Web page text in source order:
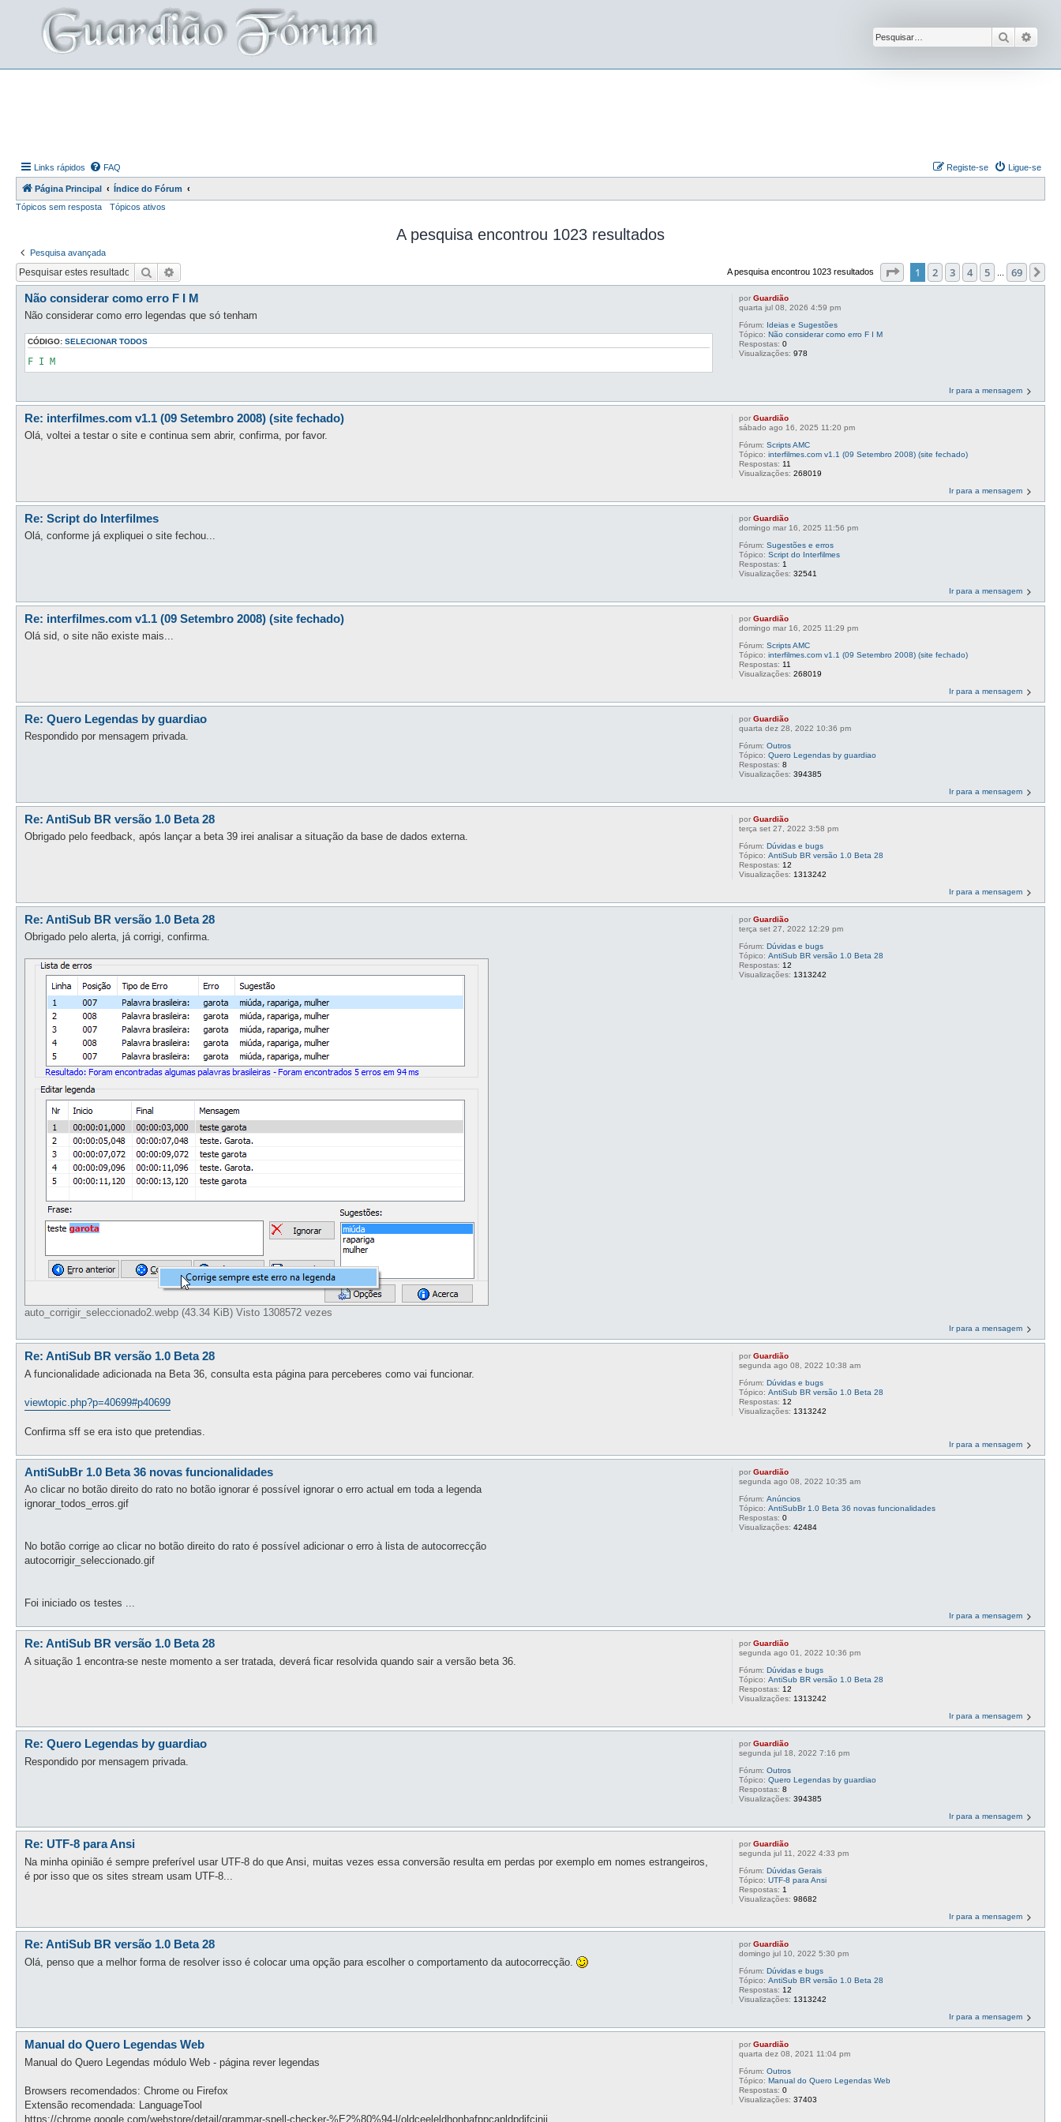
Pesquisar
Links rápidos FAQ Ligue-se
Registe-se
Página Principal
Índice do Fórum
Tópicos sem resposta
Tópicos ativos
A pesquisa encontrou 1023 resultados
Pesquisa avançada
Pesquisar A pesquisa encontrou 1023 resultados Página1 de 69
1 2 3 4 5 69
porGuardião
quarta jul 08, 2026 4:59 pm
Fórum: Ideias e Sugestões
Tópico:Não considerar como erro F I M
Respostas:0
Visualizações:978
Não considerar como erro F I M
Não considerar como erro legendas que só tenham
CÓDIGO: SELECIONAR TODOS
F I M
Ir para a mensagem
porGuardião
sábado ago 16, 2025 11:20 pm
Fórum:Scripts AMC
Tópico:interfilmes.com v1.1 (09 Setembro 2008) (site fechado)
Respostas: 11
Visualizações:268019
Re: interfilmes.com v1.1 (09 Setembro 2008) (site fechado)
Olá, voltei a testar o site e continua sem abrir, confirma, por favor.
Ir para a mensagem
porGuardião
domingo mar 16, 2025 11:56 pm
Fórum:Sugestões e erros
Tópico:Script do Interfilmes
Respostas: 1
Visualizações:32541
Re: Script do Interfilmes
Olá, conforme já expliquei o site fechou...
Ir para a mensagem
porGuardião
domingo mar 16, 2025 11:29 pm
Fórum:Scripts AMC
Tópico:interfilmes.com v1.1 (09 Setembro 2008) (site fechado)
Respostas: 11
Visualizações:268019
Re: interfilmes.com v1.1 (09 Setembro 2008) (site fechado)
Olá sid, o site não existe mais...
Ir para a mensagem
porGuardião
quarta dez 28, 2022 10:36 pm
Fórum:Outros
Tópico:Quero Legendas by guardiao
Respostas:8
Visualizações:394385
Re: Quero Legendas by guardiao
Respondido por mensagem privada.
Ir para a mensagem
porGuardião
terça set 27, 2022 3:58 pm
Fórum:Dúvidas e bugs
Tópico:AntiSub BR versão 1.0 Beta 28
Respostas: 12
Visualizações: 1313242
Re: AntiSub BR versão 1.0 Beta 28
Obrigado pelo feedback, após lançar a beta 39 irei analisar a situação da base de dados externa.
Ir para a mensagem
porGuardião
terça set 27, 2022 12:29 pm
Fórum:Dúvidas e bugs
Tópico:AntiSub BR versão 1.0 Beta 28
Respostas: 12
Visualizações: 1313242
Re: AntiSub BR versão 1.0 Beta 28
Obrigado pelo alerta, já corrigi, confirma.
auto_corrigir_seleccionado2.webp (43.34 KiB) Visto 1308572 vezes
Ir para a mensagem
porGuardião
segunda ago 08, 2022 10:38 am
Fórum:Dúvidas e bugs
Tópico:AntiSub BR versão 1.0 Beta 28
Respostas: 12
Visualizações: 1313242
Re: AntiSub BR versão 1.0 Beta 28
A funcionalidade adicionada na Beta 36, consulta esta página para perceberes como vai funcionar.
viewtopic.php?p=40699#p40699
Confirma sff se era isto que pretendias.
Ir para a mensagem
porGuardião
segunda ago 08, 2022 10:35 am
Fórum:Anúncios
Tópico:AntiSubBr 1.0 Beta 36 novas funcionalidades
Respostas:0
Visualizações:42484
AntiSubBr 1.0 Beta 36 novas funcionalidades
Ao clicar no botão direito do rato no botão ignorar é possível ignorar o erro actual em toda a legenda
ignorar_todos_erros.gif
No botão corrige ao clicar no botão direito do rato é possível adicionar o erro à lista de autocorrecção
autocorrigir_seleccionado.gif
Foi iniciado os testes ...
Ir para a mensagem
porGuardião
segunda ago 01, 2022 10:36 pm
Fórum:Dúvidas e bugs
Tópico:AntiSub BR versão 1.0 Beta 28
Respostas: 12
Visualizações: 1313242
Re: AntiSub BR versão 1.0 Beta 28
A situação 1 encontra-se neste momento a ser tratada, deverá ficar resolvida quando sair a versão beta 36.
Ir para a mensagem
porGuardião
segunda jul 18, 2022 7:16 pm
Fórum:Outros
Tópico:Quero Legendas by guardiao
Respostas:8
Visualizações:394385
Re: Quero Legendas by guardiao
Respondido por mensagem privada.
Ir para a mensagem
porGuardião
segunda jul 11, 2022 4:33 pm
Fórum:Dúvidas Gerais
Tópico:UTF-8 para Ansi
Respostas: 1
Visualizações:98682
Re: UTF-8 para Ansi
Na minha opinião é sempre preferível usar UTF-8 do que Ansi, muitas vezes essa conversão resulta em perdas por exemplo em nomes estrangeiros,
é por isso que os sites stream usam UTF-8...
Ir para a mensagem
porGuardião
domingo jul 10, 2022 5:30 pm
Fórum:Dúvidas e bugs
Tópico:AntiSub BR versão 1.0 Beta 28
Respostas: 12
Visualizações: 1313242
Re: AntiSub BR versão 1.0 Beta 28
Olá, penso que a melhor forma de resolver isso é colocar uma opção para escolher o comportamento da autocorrecção.
Ir para a mensagem
porGuardião
quarta dez 08, 2021 11:04 pm
Fórum:Outros
Tópico:Manual do Quero Legendas Web
Respostas:0
Visualizações:37403
Manual do Quero Legendas Web
Manual do Quero Legendas módulo Web - página rever legendas
Browsers recomendados: Chrome ou Firefox
Extensão recomendada: LanguageTool
https://chrome.google.com/webstore/detail/grammar-spell-checker-%E2%80%94-l/oldceeleldhonbafppcapldpdifcinji